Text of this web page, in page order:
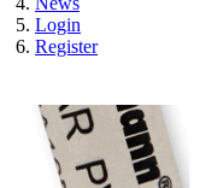
Login
Register